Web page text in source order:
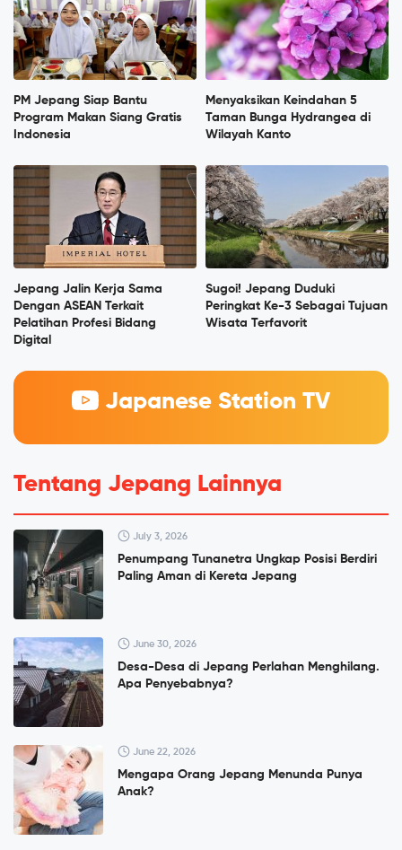
PM Jepang Siap Bantu
Program Makan Siang Gratis
Indonesia
Menyaksikan Keindahan 5
Taman Bunga Hydrangea di
Wilayah Kanto
Jepang Jalin Kerja Sama
Dengan ASEAN Terkait
Pelatihan Profesi Bidang
Digital
Sugoi! Jepang Duduki
Peringkat Ke-3 Sebagai Tujuan
Wisata Terfavorit
Japanese Station TV
Tentang Jepang Lainnya
July 3, 2026
Penumpang Tunanetra Ungkap Posisi Berdiri
Paling Aman di Kereta Jepang
June 30, 2026
Desa-Desa di Jepang Perlahan Menghilang.
Apa Penyebabnya?
June 22, 2026
Mengapa Orang Jepang Menunda Punya
Anak?